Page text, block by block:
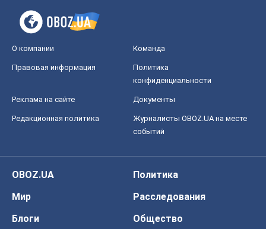
О компании Команда
Правовая информация
Политика
конфиденциальности
Реклама на сайте Документы
Редакционная политика
Журналисты OBOZ.UA на месте
событий
OBOZ.UA
Политика
Мир
Расследования
Блоги
Общество